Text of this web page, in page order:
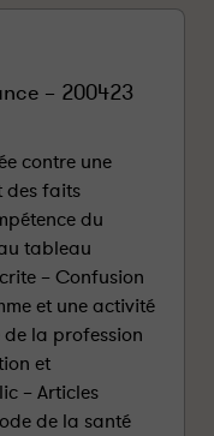
– 200423
contre une
des faits
du
tableau
– Confusion
et une activité
la profession
et
– Articles
de la santé